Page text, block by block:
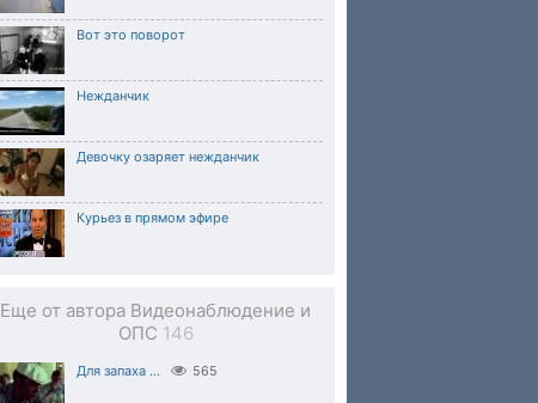
Вот это поворот
Нежданчик
Девочку озаряет нежданчик
Курьез в прямом эфире
Еще от автора Видеонаблюдение и
ОПС 146
Для запаха ... 565